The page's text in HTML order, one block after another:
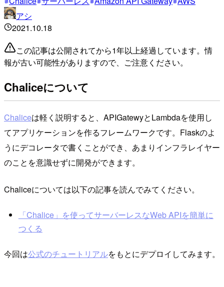
アシ
2021.10.18
この記事は公開されてから1年以上経過しています。情
報が古い可能性がありますので、ご注意ください。
Chaliceについて
Chaliceは軽く説明すると、APIGatewyとLambdaを使用し
てアプリケーションを作るフレームワークです。Flaskのよ
うにデコレータで書くことができ、あまりインフラレイヤー
のことを意識せずに開発ができます。
Chaliceについては以下の記事を読んでみてください。
「Chalice」を使ってサーバーレスなWeb APIを簡単に
つくる
今回は公式のチュートリアルをもとにデプロイしてみます。